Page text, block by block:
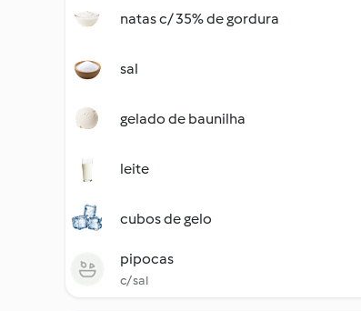
natas c/ 35% de gordura
sal
gelado de baunilha
leite
cubos de gelo
pipocas
c/ sal